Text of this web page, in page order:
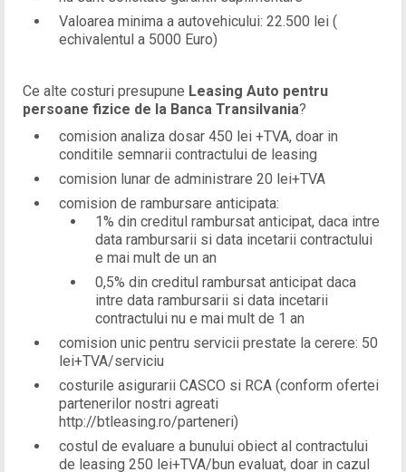
Valoarea minima a autovehicului: 22.500 lei (
echivalentul a 5000 Euro)
Ce alte costuri presupune Leasing Auto pentru
persoane fizice de la Banca Transilvania?
comision analiza dosar 450 lei +TVA, doar in
conditile semnarii contractului de leasing
comision lunar de administrare 20 lei+TVA
comision de rambursare anticipata:
1% din creditul rambursat anticipat, daca intre
data rambursarii si data incetarii contractului
e mai mult de un an
0,5% din creditul rambursat anticipat daca
intre data rambursarii si data incetarii
contractului nu e mai mult de 1 an
comision unic pentru servicii prestate la cerere: 50
lei+TVA/serviciu
costurile asigurarii CASCO si RCA (conform ofertei
partenerilor nostri agreati
http://btleasing.ro/parteneri)
costul de evaluare a bunului obiect al contractului
de leasing 250 lei+TVA/bun evaluat, doar in cazul